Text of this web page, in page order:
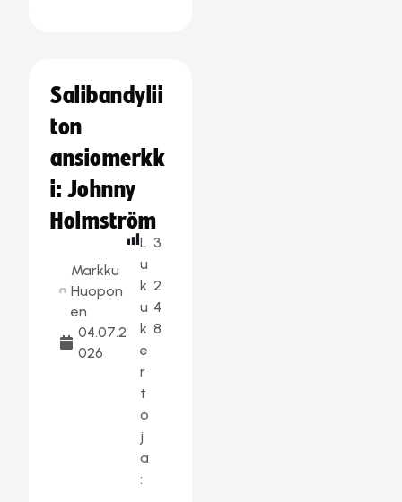
Salibandylii
ton
ansiomerkk
i: Johnny
Holmström
Markku
Huopon
en
04.07.2
026
L
u
k
u
k
e
r
t
o
j
a
:
3
2
4
8